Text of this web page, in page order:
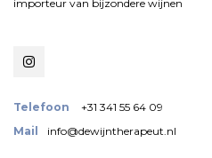
importeur van bijzondere wijnen
Telefoon
+31 341 55 64 09
Mail
info@dewijntherapeut.nl